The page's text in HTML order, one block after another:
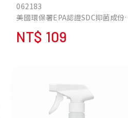
062183
美國環保署EPA認證SDC抑菌成份
橘油添加，植物系洗淨成份
採用新一代綠色環保成份
可使用於奶瓶、蔬果、食器清潔
溫和弱酸性pH值配方，不傷手，敏
感肌膚皆適用
NT$ 109